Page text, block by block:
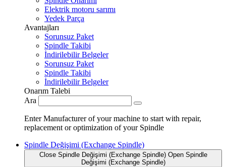
Elektrik motoru sarımı
Yedek Parça
Avantajları
Sorunsuz Paket
Spindle Takibi
İndirilebilir Belgeler
Sorunsuz Paket
Spindle Takibi
İndirilebilir Belgeler
Onarım Talebi
Ara
Enter Manufacturer of your machine to start with repair,
replacement or optimization of your Spindle
Spindle Değişimi (Exchange Spindle)
Close Spindle Değişimi (Exchange Spindle) Open Spindle
Değişimi (Exchange Spindle)